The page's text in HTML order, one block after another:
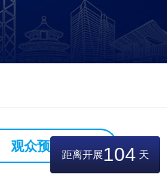
距离开展104 天
观众预登记